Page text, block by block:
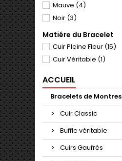
Mauve (4)
Noir (3)
Matiére du Bracelet
Cuir Pleine Fleur (15)
Cuir Véritable (1)
ACCUEIL
Bracelets de Montres
Cuir Classic
Buffle véritable
Cuirs Gaufrés